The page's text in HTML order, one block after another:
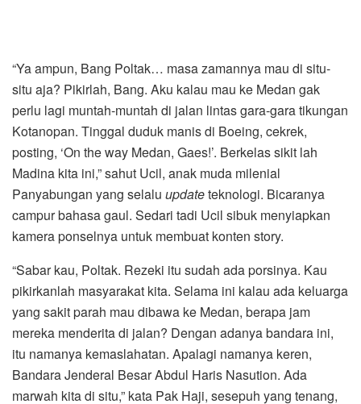
“Ya ampun, Bang Poltak… masa zamannya mau di situ-
situ aja? Pikirlah, Bang. Aku kalau mau ke Medan gak
perlu lagi muntah-muntah di jalan lintas gara-gara tikungan
Kotanopan. Tinggal duduk manis di Boeing, cekrek,
posting, ‘On the way Medan, Gaes!’. Berkelas sikit lah
Madina kita ini,” sahut Ucil, anak muda milenial
Panyabungan yang selalu updateteknologi. Bicaranya
campur bahasa gaul. Sedari tadi Ucil sibuk menyiapkan
kamera ponselnya untuk membuat konten story.
“Sabar kau, Poltak. Rezeki itu sudah ada porsinya. Kau
pikirkanlah masyarakat kita. Selama ini kalau ada keluarga
yang sakit parah mau dibawa ke Medan, berapa jam
mereka menderita di jalan? Dengan adanya bandara ini,
itu namanya kemaslahatan. Apalagi namanya keren,
Bandara Jenderal Besar Abdul Haris Nasution. Ada
marwah kita di situ,” kata Pak Haji, sesepuh yang tenang,